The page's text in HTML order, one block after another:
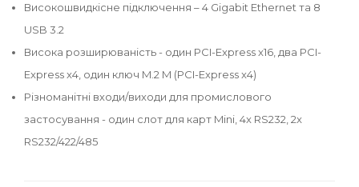
Високошвидкісне підключення – 4 Gigabit Ethernet та 8
USB 3.2
Висока розширюваність - один PCI-Express x16, два PCI-
Express x4, один ключ M.2 M (PCI-Express x4)
Різноманітні входи/виходи для промислового
застосування - один слот для карт Mini, 4x RS232, 2x
RS232/422/485